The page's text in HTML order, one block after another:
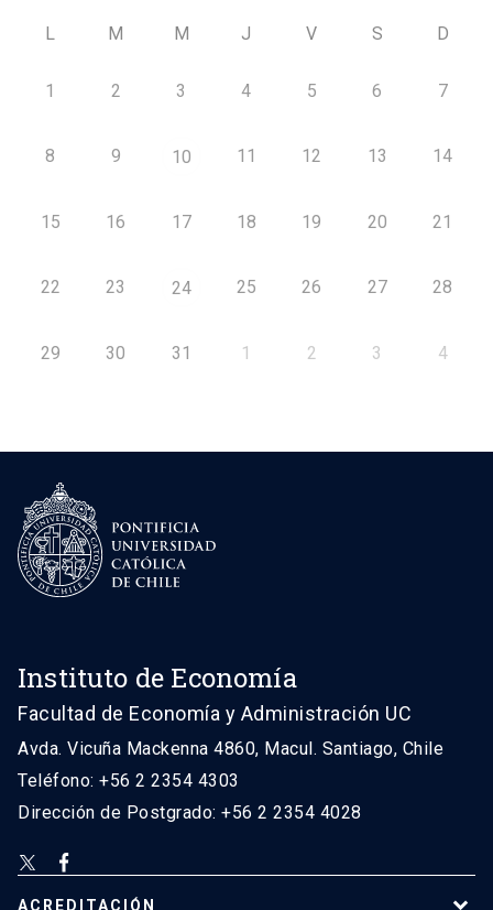
L M M J V S D
1 2 3 4 5 6 7
8 9 10 11 12 13 14
15 16 17 18 19 20 21
22 23 24 25 26 27 28
29 30 31 1 2 3 4
Instituto de Economía
Facultad de Economía y Administración UC
Avda. Vicuña Mackenna 4860, Macul. Santiago, Chile
Teléfono: +56 2 2354 4303
Dirección de Postgrado: +56 2 2354 4028
ACREDITACIÓN